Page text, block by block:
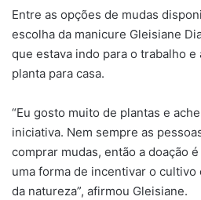
Entre as opções de mudas
escolha da manicure Gleisiane
que estava indo para o trabalho
planta para casa.
“Eu gosto muito de plantas e
iniciativa. Nem sempre as
comprar mudas, então a doação
uma forma de incentivar o cultivo
da natureza”, afirmou Gleisiane.